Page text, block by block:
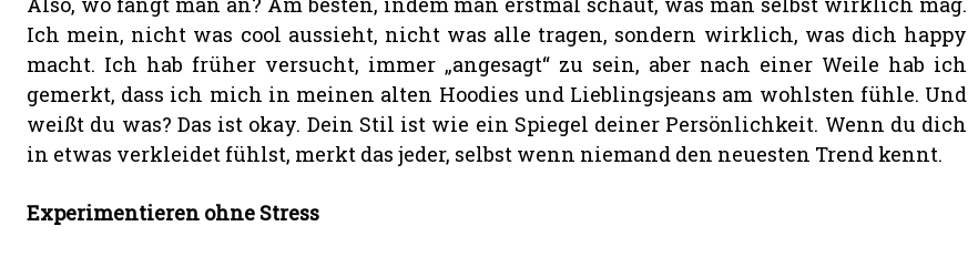
Ich mein, nicht was cool aussieht, nicht was alle tragen, sondern wirklich, was dich happy
macht. Ich hab früher versucht, immer „angesagt“ zu sein, aber nach einer Weile hab ich
gemerkt, dass ich mich in meinen alten Hoodies und Lieblingsjeans am wohlsten fühle. Und
weißt du was? Das ist okay. Dein Stil ist wie ein Spiegel deiner Persönlichkeit. Wenn du dich
in etwas verkleidet fühlst, merkt das jeder, selbst wenn niemand den neuesten Trend kennt.
Experimentieren ohne Stress